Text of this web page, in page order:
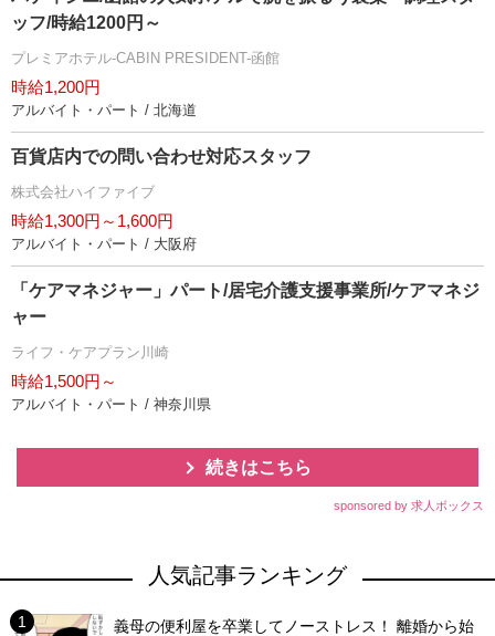
ッフ/時給1200円～
プレミアホテル-CABIN PRESIDENT-函館
時給1,200円
アルバイト・パート / 北海道
百貨店内での問い合わせ対応スタッフ
株式会社ハイファイブ
時給1,300円～1,600円
アルバイト・パート / 大阪府
「ケアマネジャー」パート/居宅介護支援事業所/ケアマネジ
ャー
ライフ・ケアプラン川崎
時給1,500円～
アルバイト・パート / 神奈川県
続きはこちら
sponsored by 求人ボックス
人気記事ランキング
義母の便利屋を卒業してノーストレス！ 離婚から始